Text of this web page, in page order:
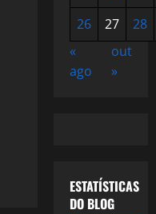
26
27
28
«
ago
out
»
ESTATÍSTICAS
DO BLOG